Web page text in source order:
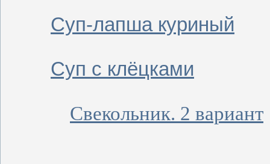
Суп-лапша куриный
Суп с клёцками
Свекольник. 2 вариант